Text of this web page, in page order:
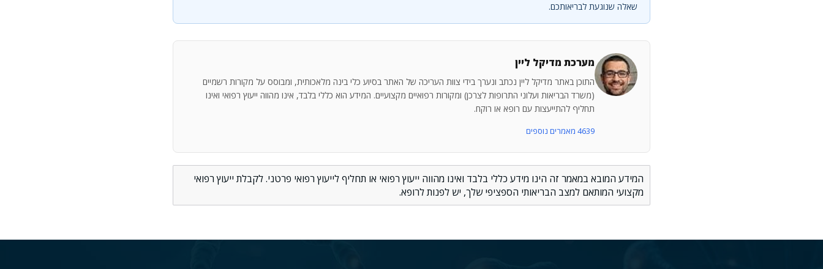
שאלה שנוגעת לבריאותכם.
מערכת מדיקל ליין
התוכן באתר מדיקל ליין נכתב ונערך בידי צוות העריכה של האתר בסיוע כלי בינה מלאכותית, ומבוסס על מקורות רשמיים
(משרד הבריאות ועלוני התרופות לצרכן) ומקורות רפואיים מקצועיים. המידע הוא כללי בלבד, אינו מהווה ייעוץ רפואי ואינו
תחליף להתייעצות עם רופא או רוקח.
4639 מאמרים נוספים
המידע המובא במאמר זה הינו מידע כללי בלבד ואינו מהווה ייעוץ רפואי או תחליף לייעוץ רפואי פרטני. לקבלת ייעוץ רפואי
מקצועי המותאם למצב הבריאותי הספציפי שלך, יש לפנות לרופא.